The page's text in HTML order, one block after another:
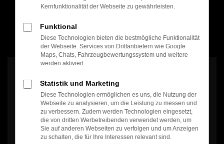
100% Weiterempfehlung
Es wird versucht, Inhalte vonwww.google.comzu laden. Dabei
können Daten an Dritte weitergegeben werden. Wenn Sie damit
einverstanden sind, klicken Sie bitte auf "Bestätigen".
Kernfunktionalität der Webseite zu gewährleisten.
Funktional
Diese Technologien bieten die bestmögliche Funktionalität
der Webseite. Services von Drittanbietern wie Google
Maps, Chats, Fahrzeugbewertungssystem und weitere
werden aktiviert.
Statistik und Marketing
Diese Technologien ermöglichen es uns, die Nutzung der
Webseite zu analysieren, um die Leistung zu messen und
zu verbessern. Zudem werden Technologien eingesetzt,
die von dritten Werbetreibenden verwendet werden, um
Sie auf anderen Webseiten zu verfolgen und um Anzeigen
zu schalten, die für Ihre Interessen relevant sind.